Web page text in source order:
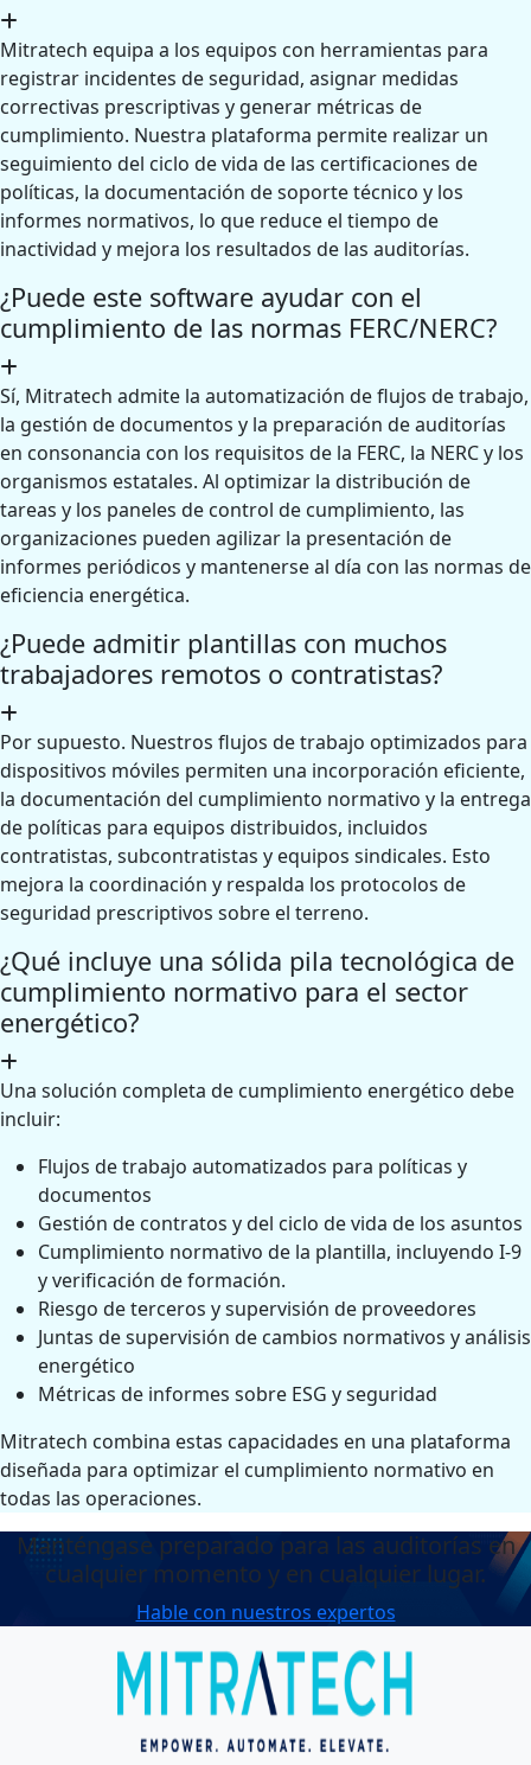
Mitratech equipa a los equipos con herramientas para
registrar incidentes de seguridad, asignar medidas
correctivas prescriptivas y generar métricas de
cumplimiento. Nuestra plataforma permite realizar un
seguimiento del ciclo de vida de las certificaciones de
políticas, la documentación de soporte técnico y los
informes normativos, lo que reduce el tiempo de
inactividad y mejora los resultados de las auditorías.
¿Puede este software ayudar con el
cumplimiento de las normas FERC/NERC?
Sí, Mitratech admite la automatización de flujos de trabajo,
la gestión de documentos y la preparación de auditorías
en consonancia con los requisitos de la FERC, la NERC y los
organismos estatales. Al optimizar la distribución de
tareas y los paneles de control de cumplimiento, las
organizaciones pueden agilizar la presentación de
informes periódicos y mantenerse al día con las normas de
eficiencia energética.
¿Puede admitir plantillas con muchos
trabajadores remotos o contratistas?
Por supuesto. Nuestros flujos de trabajo optimizados para
dispositivos móviles permiten una incorporación eficiente,
la documentación del cumplimiento normativo y la entrega
de políticas para equipos distribuidos, incluidos
contratistas, subcontratistas y equipos sindicales. Esto
mejora la coordinación y respalda los protocolos de
seguridad prescriptivos sobre el terreno.
¿Qué incluye una sólida pila tecnológica de
cumplimiento normativo para el sector
energético?
Una solución completa de cumplimiento energético debe
incluir:
Flujos de trabajo automatizados para políticas y
documentos
Gestión de contratos y del ciclo de vida de los asuntos
Cumplimiento normativo de la plantilla, incluyendo I-9
y verificación de formación.
Riesgo de terceros y supervisión de proveedores
Juntas de supervisión de cambios normativos y análisis
energético
Métricas de informes sobre ESG y seguridad
Mitratech combina estas capacidades en una plataforma
diseñada para optimizar el cumplimiento normativo en
todas las operaciones.
Manténgase preparado para las auditorías en
cualquier momento y en cualquier lugar.
Hable con nuestros expertos